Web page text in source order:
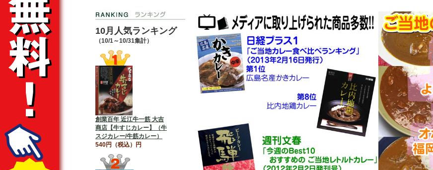
10月人気ランキング
（10/1～10/31集計）
創業百年 近江牛一筋 大吉
商店【牛すじカレー】（牛
スジカレー/牛筋カレー）
540円（税込）円